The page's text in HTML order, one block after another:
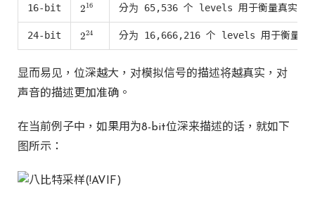
16-bit 216
216 分为 65,536 个 levels 用于衡量真实的
24-bit 224
224 分为 16,666,216 个 levels 用于衡量真
显而易见，位深越大，对模拟信号的描述将越真实，对
声音的描述更加准确。
在当前例子中，如果用为8-bit位深来描述的话，就如下
图所示：